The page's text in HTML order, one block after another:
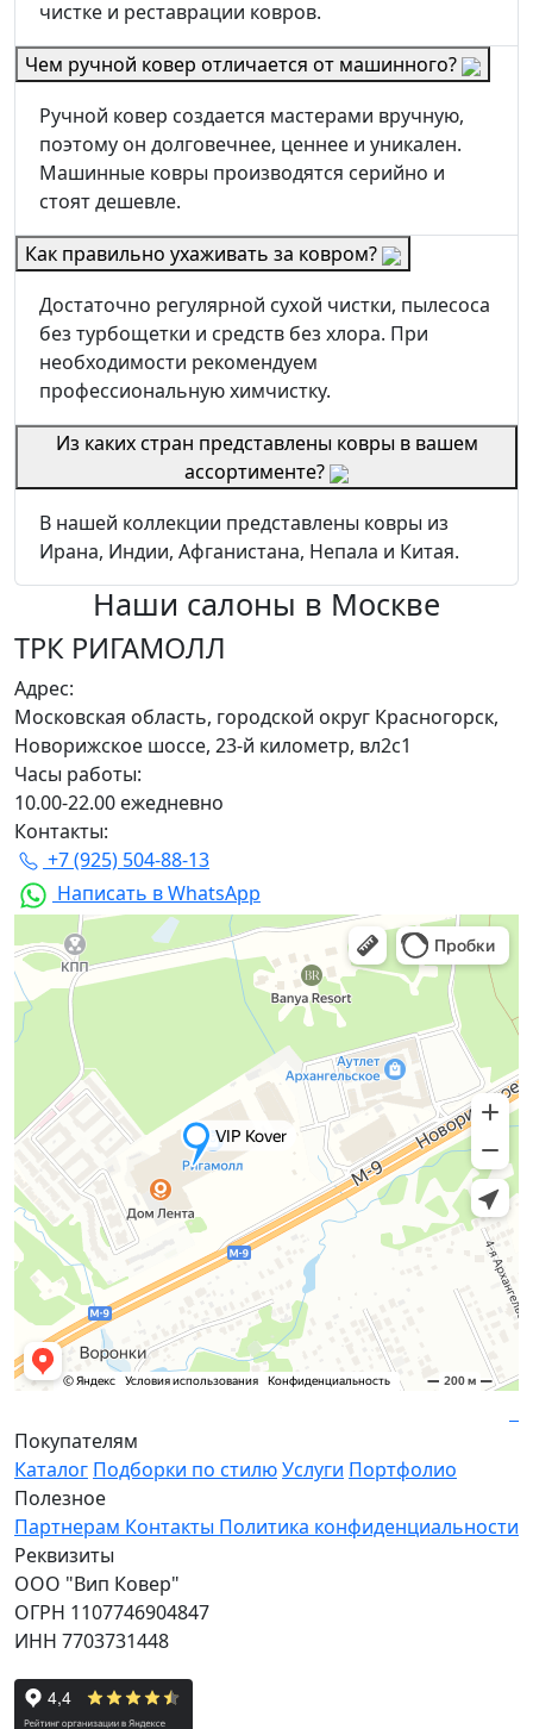
чистке и реставрации ковров.
Чем ручной ковер отличается от машинного?
Ручной ковер создается мастерами вручную,
поэтому он долговечнее, ценнее и уникален.
Машинные ковры производятся серийно и
стоят дешевле.
Как правильно ухаживать за ковром?
Достаточно регулярной сухой чистки, пылесоса
без турбощетки и средств без хлора. При
необходимости рекомендуем
профессиональную химчистку.
Из каких стран представлены ковры в вашем
ассортименте?
В нашей коллекции представлены ковры из
Ирана, Индии, Афганистана, Непала и Китая.
Наши салоны в Москве
ТРК РИГАМОЛЛ
Адрес:
Московская область, городской округ Красногорск,
Новорижское шоссе, 23-й километр, вл2с1
Часы работы:
10.00-22.00 ежедневно
Контакты:
+7 (925) 504-88-13
Написать в WhatsApp
Покупателям
Каталог Подборки по стилюУслуги Портфолио
Полезное
Партнерам Контакты Политика конфиденциальности
Реквизиты
ООО "Вип Ковер"
ОГРН 1107746904847
ИНН 7703731448